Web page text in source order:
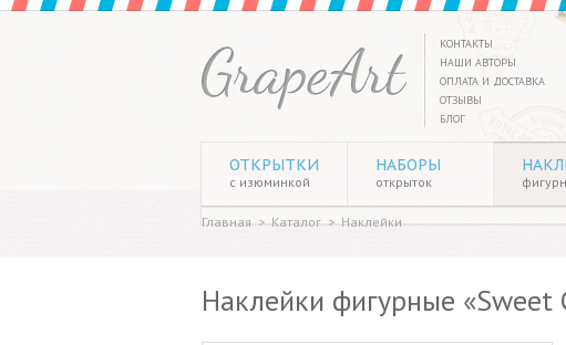
КОНТАКТЫ
НАШИ АВТОРЫ
ОПЛАТА И ДОСТАВКА
ОТЗЫВЫ
БЛОГ
ОТКРЫТКИ
с изюминкой
НАБОРЫ
открыток
Главная > Каталог > Наклейки
Наклейки фигурные «Sweet